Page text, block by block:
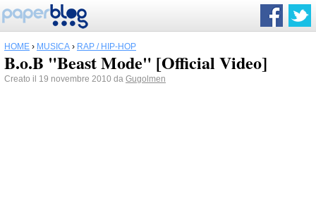
HOME › MUSICA › RAP / HIP-HOP
B.o.B "Beast Mode" [Official Video]
Creato il 19 novembre 2010 da Gugolmen